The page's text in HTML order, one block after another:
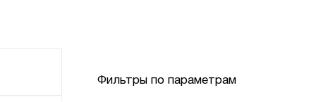
Фильтры по параметрам